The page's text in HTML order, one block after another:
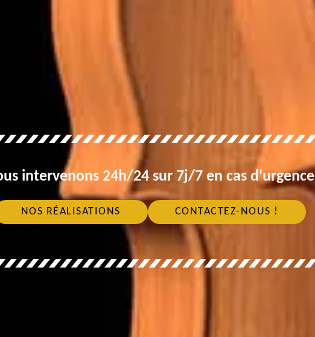
intervenons 24h/24 sur 7j/7 en cas d'urgence
NOS RÉALISATIONS CONTACTEZ-NOUS !